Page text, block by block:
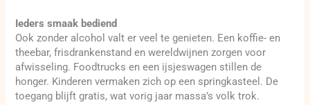
Ieders smaak bediend
Ook zonder alcohol valt er veel te genieten. Een koffie- en
theebar, frisdrankenstand en wereldwijnen zorgen voor
afwisseling. Foodtrucks en een ijsjeswagen stillen de
honger. Kinderen vermaken zich op een springkasteel. De
toegang blijft gratis, wat vorig jaar massa’s volk trok.